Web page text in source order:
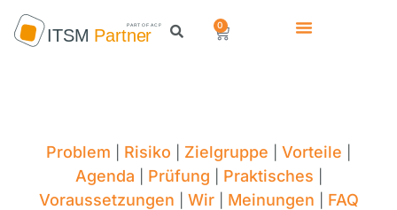
0
Problem Risiko Zielgruppe Vorteile
Agenda Prüfung Praktisches
Voraussetzungen Wir| Meinungen FAQ